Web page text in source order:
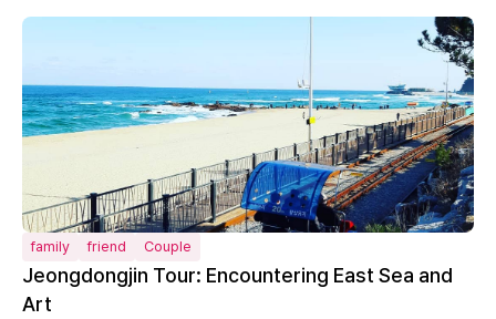
family friend Couple
Jeongdongjin Tour: Encountering East Sea and
Art